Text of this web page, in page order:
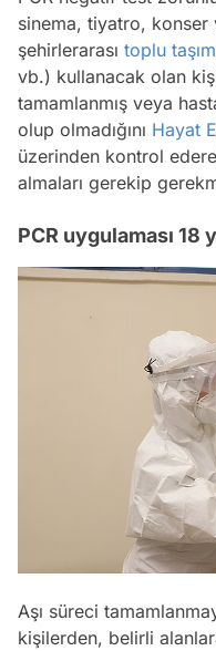
sinema, tiyatro,
şehirlerarası toplu
vb.) kullanacak olan
tamamlanmış veya
olup olmadığını Hayat
üzerinden kontrol
almaları gerekip
PCR uygulaması
Aşı süreci
kişilerden, belirli